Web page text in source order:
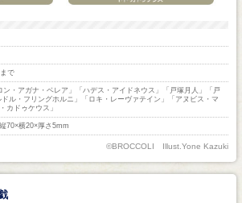
で
ン・アガナ・ベレア」「ハデス・アイドネウス」「戸塚月人」「戸
ル・フリングホルニ」「ロキ・レーヴァテイン」「アヌビス・マ
カドゥケウス」
70×横20×厚さ5mm
©BROCCOLI Illust.Yone Kazuki